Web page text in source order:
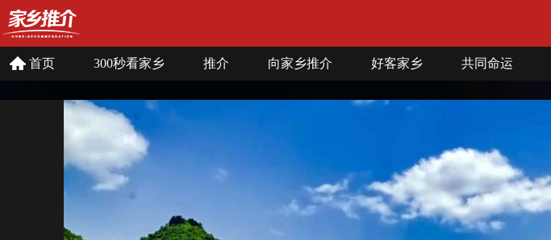
首页 300秒看家乡 推介 向家乡推介 好客家乡 共同命运